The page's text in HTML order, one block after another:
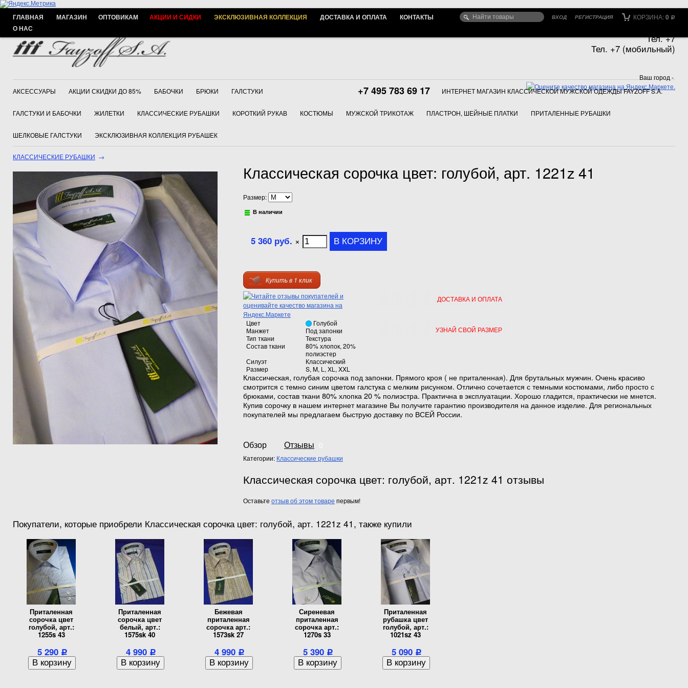
КОРЗИНА:0 Р
ВХОД РЕГИСТРАЦИЯ
ГЛАВНАЯ МАГАЗИН ОПТОВИКАМ АКЦИИ И СИДКИ ЭКСКЛЮЗИВНАЯ КОЛЛЕКЦИЯ ДОСТАВКА И ОПЛАТА
КОНТАКТЫ
О НАС
Тел. +7
Тел. +7 (мобильный)
Ваш город -
ИНТЕРНЕТ МАГАЗИН КЛАССИЧЕСКОЙ МУЖСКОЙ ОДЕЖДЫ FAYZOFF S.A.
+7 495 783 69 17
АКСЕССУАРЫ АКЦИИ СКИДКИ ДО 85% БАБОЧКИ БРЮКИ ГАЛСТУКИ
ГАЛСТУКИ И БАБОЧКИ ЖИЛЕТКИ КЛАССИЧЕСКИЕ РУБАШКИ КОРОТКИЙ РУКАВ КОСТЮМЫ МУЖСКОЙ ТРИКОТАЖ ПЛАСТРОН, ШЕЙНЫЕ ПЛАТКИ ПРИТАЛЕННЫЕ РУБАШКИ
ШЕЛКОВЫЕ ГАЛСТУКИ ЭКСКЛЮЗИВНАЯ КОЛЛЕКЦИЯ РУБАШЕК
КЛАССИЧЕСКИЕ РУБАШКИ →
Классическая сорочка цвет: голубой, арт. 1221z 41
Размер:
В наличии
5 360 руб. ×
Купить в 1 клик
Цвет
Голубой
Манжет
Под запонки
Тип ткани
Текстура
Состав ткани
80% хлопок, 20%
полиэстер
Силуэт
Классический
Размер
S, M, L, XL, XXL
ДОСТАВКА И ОПЛАТА
УЗНАЙ СВОЙ РАЗМЕР
Классическая, голубая сорочка под запонки. Прямого кроя ( не приталенная). Для брутальных мужчин. Очень красиво
смотрится с темно синим цветом галстука с мелким рисунком. Отлично сочетается с темными костюмами, либо просто с
брюками, состав ткани 80% хлопка 20 % полиэстра. Практична в эксплуатации. Хорошо гладится, практически не мнется.
Купив сорочку в нашем интернет магазине Вы получите гарантию производителя на данное изделие. Для региональных
покупателей мы предлагаем быструю доставку по ВСЕЙ России.
Обзор Отзывы
Категории: Классические рубашки
Классическая сорочка цвет: голубой, арт. 1221z 41 отзывы
Оставьте отзыв об этом товаре первым!
Покупатели, которые приобрели Классическая сорочка цвет: голубой, арт. 1221z 41, также купили
Приталенная
сорочка цвет
голубой, арт.:
1255s 43
5 290 Р
Приталенная
сорочка цвет
белый, арт.:
1575sk 40
4 990 Р
Бежевая
приталенная
сорочка арт.:
1573sk 27
4 990 Р
Сиреневая
приталенная
сорочка арт.:
1270s 33
5 390 Р
Приталенная
рубашка цвет
голубой, арт.:
1021sz 43
5 090 Р